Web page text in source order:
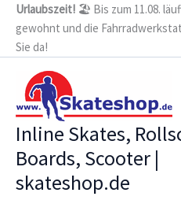
Zum
Inhalt
springen
Urlaubszeit! 🏖️ Bis zum 11.08.
gewohnt und die
Sie da!
Inline Skates,
Boards, Scooter |
skateshop.de